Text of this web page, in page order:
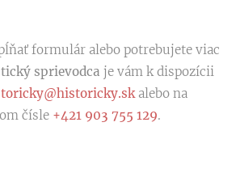
formulár alebo potrebujete viac
sprievodca je vám k dispozícii
alebo na
čísle +421 903 755 129.